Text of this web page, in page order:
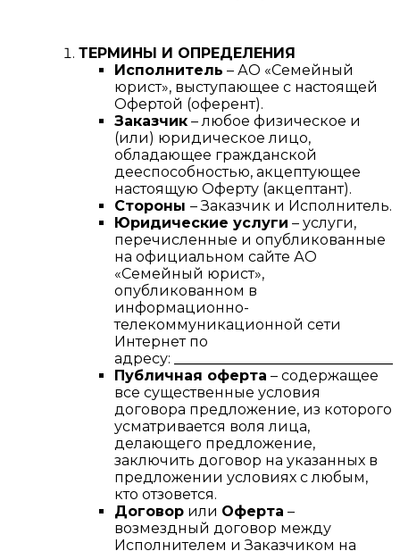
ТЕРМИНЫ И ОПРЕДЕЛЕНИЯ
Исполнитель – АО «Семейный
юрист», выступающее с настоящей
Офертой (оферент).
Заказчик – любое физическое и
(или) юридическое лицо,
обладающее гражданской
дееспособностью, акцептующее
настоящую Оферту (акцептант).
Стороны – Заказчик и Исполнитель.
Юридические услуги – услуги,
перечисленные и опубликованные
на официальном сайте АО
«Семейный юрист»,
опубликованном в
информационно-
телекоммуникационной сети
Интернет по
адресу:
Публичная оферта – содержащее
все существенные условия
договора предложение, из которого
усматривается воля лица,
делающего предложение,
заключить договор на указанных в
предложении условиях с любым,
кто отзовется.
Договор или Оферта –
возмездный договор между
Исполнителем и Заказчиком на